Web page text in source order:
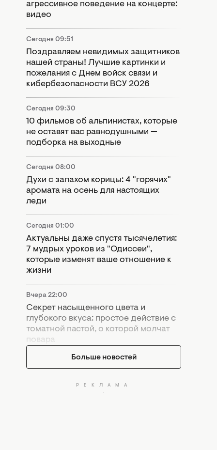
агрессивное поведение на концерте:
видео
Сегодня 09:51
Поздравляем невидимых защитников
нашей страны! Лучшие картинки и
пожелания с Днем войск связи и
кибербезопасности ВСУ 2026
Сегодня 09:30
10 фильмов об альпинистах, которые
не оставят вас равнодушными —
подборка на выходные
Сегодня 08:00
Духи с запахом корицы: 4 "горячих"
аромата на осень для настоящих
леди
Сегодня 01:00
Актуальны даже спустя тысячелетия:
7 мудрых уроков из "Одиссеи",
которые изменят ваше отношение к
жизни
Вчера 22:00
Секрет насыщенного цвета и
глубокого вкуса: простое действие с
томатной пастой, о которой молчат
повара
Больше новостей